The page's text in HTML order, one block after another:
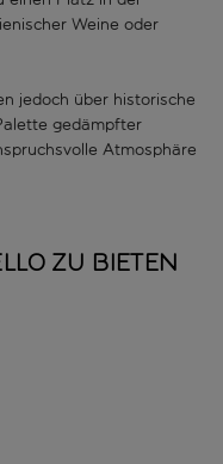
Weine oder
jedoch über historische
gedämpfter
Atmosphäre
zu bieten